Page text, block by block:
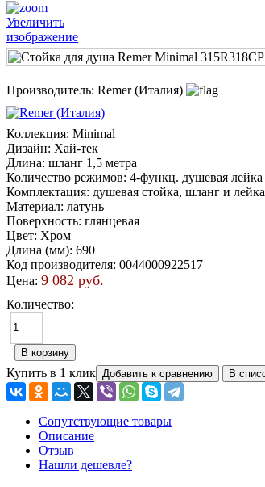
Увеличить
изображение
Производитель: Remer (Италия)
Коллекция: Minimal
Дизайн: Хай-тек
Длина: шланг 1,5 метра
Количество режимов: 4-функц. душевая лейка
Комплектация: душевая стойка, шланг и лейка
Материал: латунь
Поверхность: глянцевая
Цвет: Хром
Длина (мм): 690
Код производителя: 0044000922517
Цена: 9 082 руб.
Количество:
Купить в 1 клик
Сопутствующие товары
Описание
Отзыв
Нашли дешевле?